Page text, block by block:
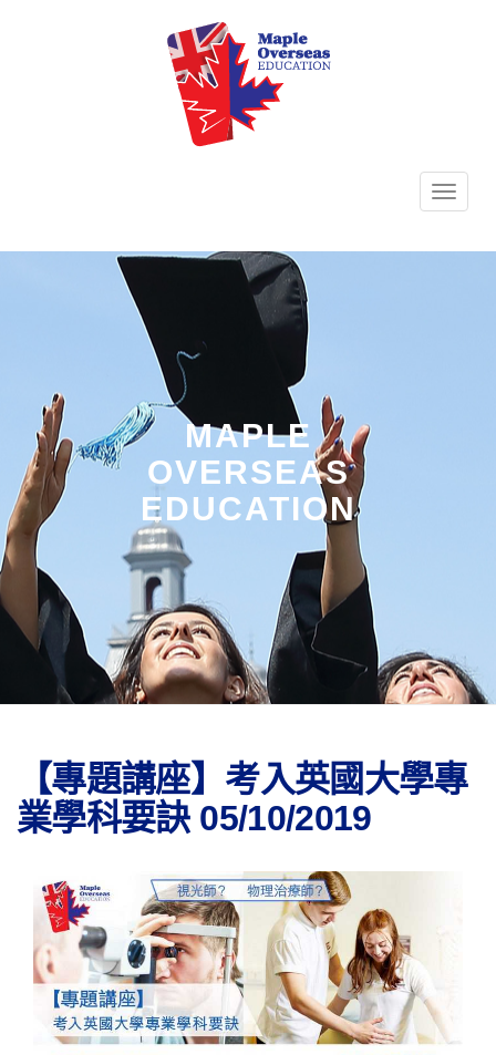
MAPLE
OVERSEAS
EDUCATION
【專題講座】考入英國大學專
業學科要訣 05/10/2019